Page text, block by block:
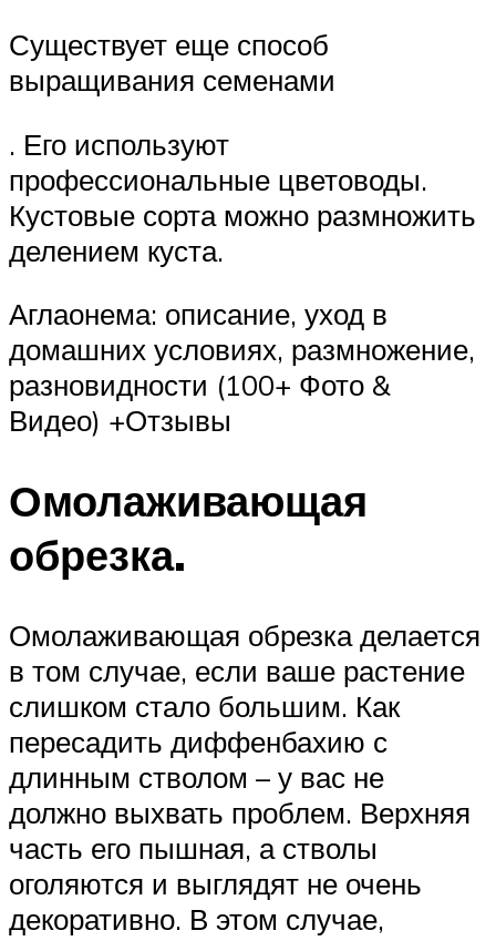
Существует еще способ
выращивания семенами
. Его используют
профессиональные цветоводы.
Кустовые сорта можно размножить
делением куста.
Аглаонема: описание, уход в
домашних условиях, размножение,
разновидности (100+ Фото &
Видео) +Отзывы
Омолаживающая
обрезка.
Омолаживающая обрезка делается
в том случае, если ваше растение
слишком стало большим. Как
пересадить диффенбахию с
длинным стволом – у вас не
должно выхвать проблем. Верхняя
часть его пышная, а стволы
оголяются и выглядят не очень
декоративно. В этом случае,